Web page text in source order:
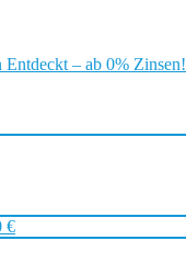
– ab 0% Zinsen!
€